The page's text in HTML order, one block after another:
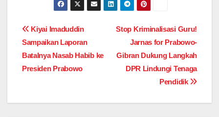
Post
navigation
Stop Kriminalisasi Guru!
Jarnas for Prabowo-
Gibran Dukung Langkah
DPR Lindungi Tenaga
Pendidik
Kiyai Imaduddin
Sampaikan Laporan
Batalnya Nasab Habib ke
Presiden Prabowo